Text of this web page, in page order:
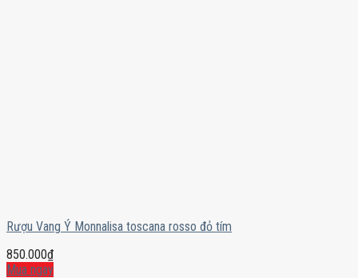
Rượu Vang Ý Monnalisa toscana rosso đỏ tím
850.000₫
Mua ngay